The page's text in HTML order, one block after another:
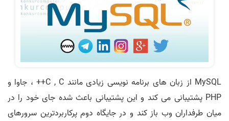
MySQL از زبان های برنامه نویسی زیادی مانند C , C++ ، جاوا و
PHP پشتیبانی می کند و این پشتیبانی باعث شده جای خود را در
میان طرفداران وب باز کند و در جایگاه دوم پرکاربردترین سرورهای